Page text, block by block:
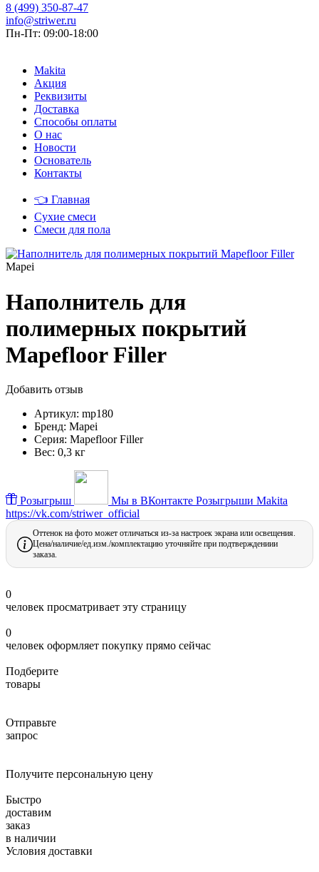
8 (499) 350-87-47
info@striwer.ru
Пн-Пт: 09:00-18:00
Makita
Акция
Реквизиты
Доставка
Способы оплаты
О нас
Новости
Основатель
Контакты
👈 Главная
Сухие смеси
Смеси для пола
Mapei
Наполнитель для
полимерных покрытий
Mapefloor Filler
Добавить отзыв
Артикул: mp180
Бренд: Mapei
Серия: Mapefloor Filler
Вес: 0,3 кг
Розыгрыш Мы в ВКонтакте Розыгрыши Makita
https://vk.com/striwer_official
Оттенок на фото может отличаться из-за настроек экрана или освещения.
Цена/наличие/ед.изм./комплектацию уточняйте при подтверждениии
заказа.
0
человек просматривает эту страницу
0
человек оформляет покупку прямо сейчас
Подберите
товары
Отправьте
запрос
Получите персональную цену
Быстро
доставим
заказ
в наличии
Условия доставки